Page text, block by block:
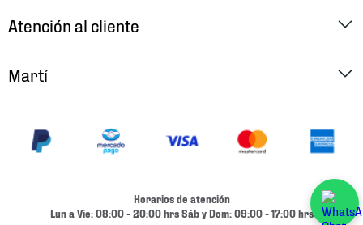
Atención al cliente
Cambios y Devoluciones
Martí
Ubica tu Tienda
Términos y Condiciones
Horarios de atención
Lun a Vie: 08:00 - 20:00 hrs Sáb y Dom: 09:00 - 17:00 hrs